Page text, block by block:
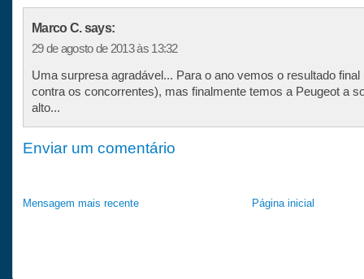
Marco C. says:
29 de agosto de 2013 às 13:32
Uma surpresa agradável... Para o ano vemos o resultado final
contra os concorrentes), mas finalmente temos a Peugeot a
alto...
Enviar um comentário
Mensagem mais recente Página inicial